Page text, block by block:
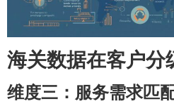
海关数据在客户分
维度三：服务需求匹